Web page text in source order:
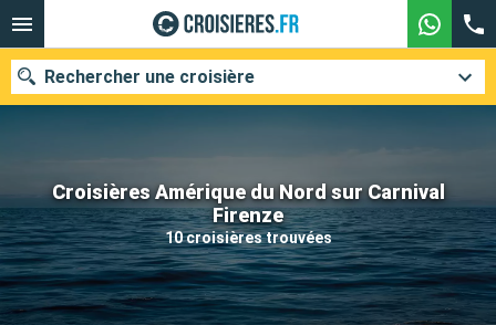
Croisières Amérique du Nord sur Carnival
Firenze
10 croisières trouvées
Rechercher une croisière
Nos destinations
Mois de départ
Ports Compagnies